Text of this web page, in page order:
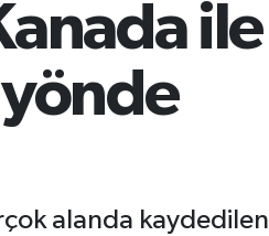
ile
alanda kaydedilen